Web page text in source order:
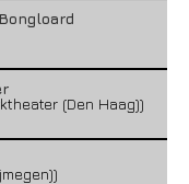
(Den Haag))